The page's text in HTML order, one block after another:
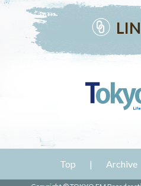
Top Archive